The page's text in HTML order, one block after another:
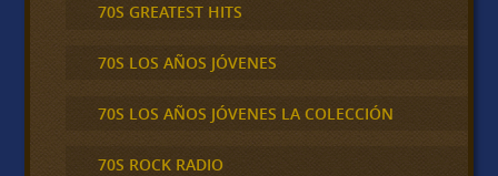
70S GREATEST HITS
70S LOS AÑOS JÓVENES
70S LOS AÑOS JÓVENES LA COLECCIÓN
70S ROCK RADIO